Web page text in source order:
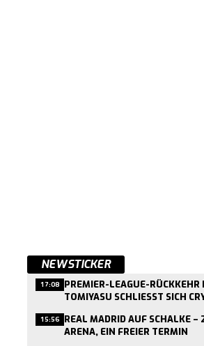
NEWSTICKER
17:08 PREMIER-LEAGUE-RÜCKKEHR
TOMIYASU SCHLIESST SICH
15:56 REAL MADRID AUF SCHALKE –
ARENA, EIN FREIER TERMIN